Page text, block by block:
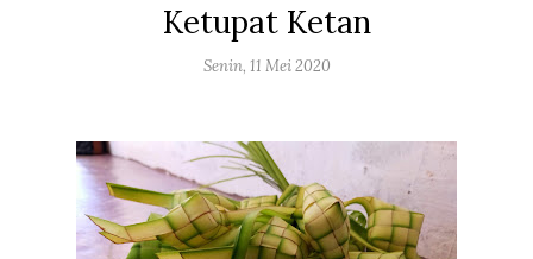
Ketupat Ketan
Senin, 11 Mei 2020